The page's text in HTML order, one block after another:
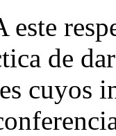
este
de
cuyos